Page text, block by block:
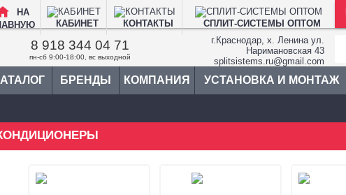
НА
КАБИНЕТ КОНТАКТЫ СПЛИТ-СИСТЕМЫ ОПТОМ
8 918 344 04 71
пн-сб 9:00-18:00, вс выходной
г.Краснодар, х. Ленина ул.
Наримановская 43
splitsistems.ru@gmail.com
БРЕНДЫ КОМПАНИЯ УСТАНОВКА И МОНТАЖ